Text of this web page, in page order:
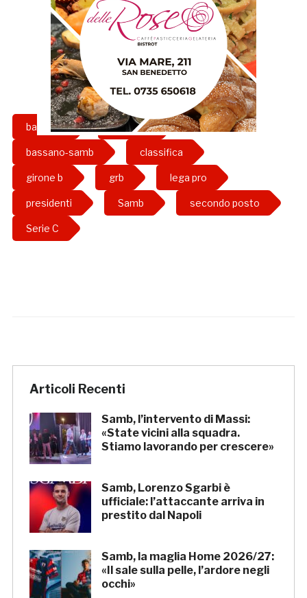
bas-sam Bassano
bassano-samb classifica
girone b grb lega pro
presidenti Samb secondo posto
Serie C
Articoli Recenti
Samb, l’intervento di Massi:
«State vicini alla squadra.
Stiamo lavorando per crescere»
Samb, Lorenzo Sgarbi è
ufficiale: l’attaccante arriva in
prestito dal Napoli
Samb, la maglia Home 2026/27:
«Il sale sulla pelle, l’ardore negli
occhi»